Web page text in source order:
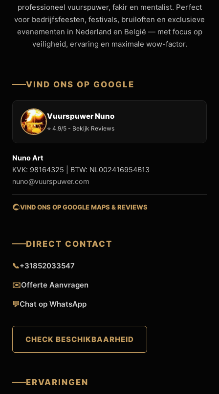
professioneel vuurspuwer, fakir en mentalist. Perfect
voor bedrijfsfeesten, festivals, bruiloften en exclusieve
evenementen in Nederland en België — met focus op
veiligheid, ervaring en maximale wow-factor.
VIND ONS OP GOOGLE
Vuurspuwer Nuno
⭐ 4.9/5 - Bekijk Reviews
Nuno Art
KVK: 98164325 | BTW: NL002416954B13
nuno@vuurspuwer.com
VIND ONS OP GOOGLE MAPS & REVIEWS
DIRECT CONTACT
📞+31852033547
✉️Offerte Aanvragen
💬Chat op WhatsApp
CHECK BESCHIKBAARHEID
ERVARINGEN